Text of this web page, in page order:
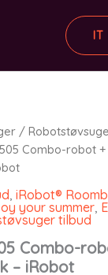
IT
/
Combo-robot +
iRobot®
your summer,
tilbud
Combo-
– iRobot